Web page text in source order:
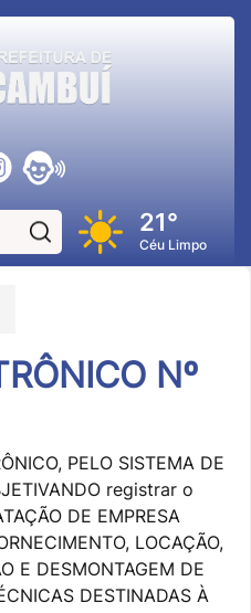
Pesquisar:21°
Céu Limpo
Nº
PELO SISTEMA DE
registrar o
DE EMPRESA
LOCAÇÃO,
E DESMONTAGEM DE
DESTINADAS À